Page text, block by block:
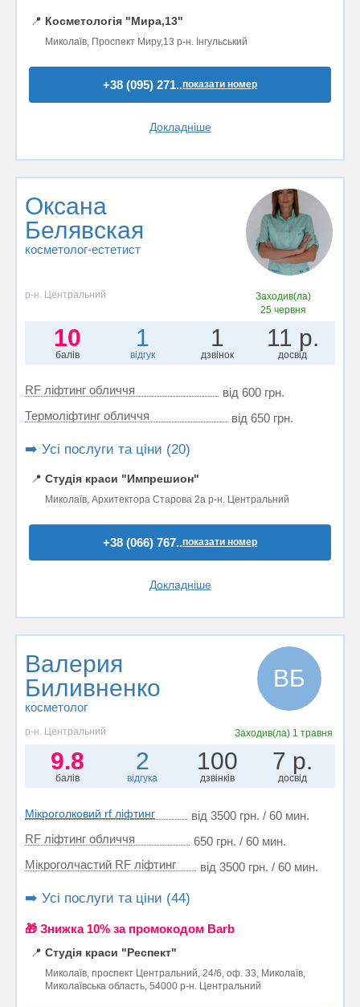
📍 Косметологія "Мира,13"
Миколаїв, Проспект Миру,13 р-н. Інгульський
+38 (095) 271..показати номер
Докладніше
Оксана
Белявская
косметолог-естетист
р-н. Центральний
Заходив(ла)
25 червня
10
балів
1
відгук
1
дзвінок
11 р.
досвід
RF ліфтинг обличчя
від 600 грн.
Термоліфтинг обличчя
від 650 грн.
➡️ Усі послуги та ціни (20)
📍 Студія краси "Импрешион"
Миколаїв, Архитектора Старова 2а р-н. Центральний
+38 (066) 767..показати номер
Докладніше
Валерия
Биливненко
косметолог
ВБ
р-н. Центральний Заходив(ла) 1 травня
9.8
балів
2
відгука
100
дзвінків
7 р.
досвід
Мікроголковий rf ліфтинг
від 3500 грн. / 60 мин.
RF ліфтинг обличчя
650 грн. / 60 мин.
Мікроголчастий RF ліфтинг
від 3500 грн. / 60 мин.
➡️ Усі послуги та ціни (44)
🎁 Знижка 10% за промокодом Barb
📍 Студія краси "Респект"
Миколаїв, проспект Центральний, 24/6, оф. 33, Миколаїв,
Миколаївська область, 54000 р-н. Центральний